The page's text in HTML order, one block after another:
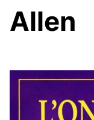
Allen